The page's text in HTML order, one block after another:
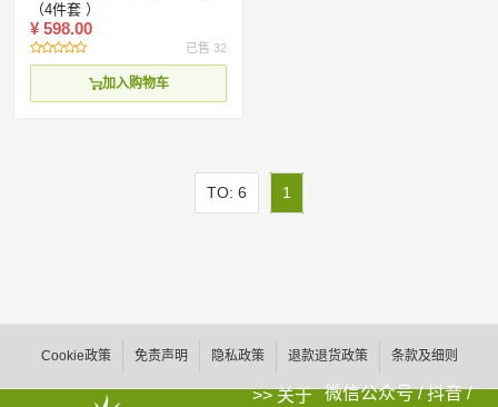
（4件套 ）
¥ 598.00
已售 32
加入购物车
TO: 6 1
Cookie政策 免责声明 隐私政策 退款退货政策 条款及细则
>> 关于
微信公众号 / 抖音 /